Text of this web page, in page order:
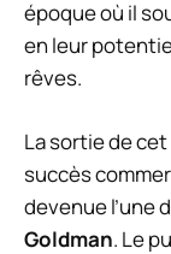
époque où il
en leur
rêves.
La sortie de
succès
devenue l’une
Goldman. Le